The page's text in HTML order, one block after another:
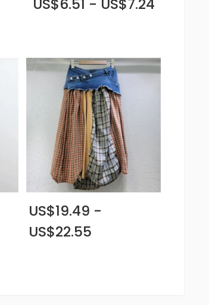
US$6.51 - US$7.24
US$19.49 -
US$22.55